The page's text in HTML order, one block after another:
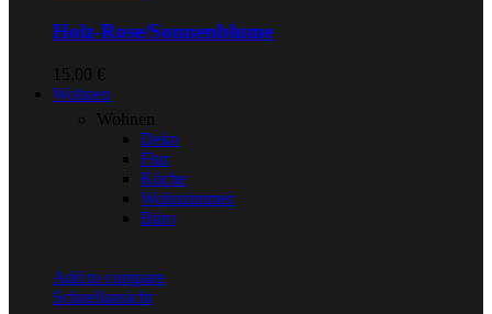
Holz-Rose/Sonnenblume
15,00 €
Wohnen
Wohnen
Deko
Flur
Küche
Wohnzimmer
Büro
Add to compare
Schnellansicht